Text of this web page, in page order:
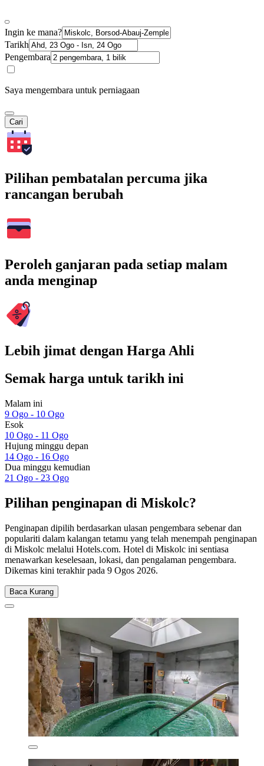
Ingin ke mana?
Tarikh
Pengembara
Saya mengembara untuk perniagaan
Cari
Pilihan pembatalan percuma jika
rancangan berubah
Peroleh ganjaran pada setiap malam
anda menginap
Lebih jimat dengan Harga Ahli
Semak harga untuk tarikh ini
Malam ini
9 Ogo - 10 Ogo
Esok
10 Ogo - 11 Ogo
Hujung minggu depan
14 Ogo - 16 Ogo
Dua minggu kemudian
21 Ogo - 23 Ogo
Pilihan penginapan di Miskolc?
Penginapan dipilih berdasarkan ulasan pengembara sebenar dan
populariti dalam kalangan tetamu yang telah menempah penginapan
di Miskolc melalui Hotels.com. Hotel di Miskolc ini sentiasa
menawarkan keselesaan, lokasi, dan pengalaman pengembara.
Dikemas kini terakhir pada 9 Ogos 2026.
Baca Kurang